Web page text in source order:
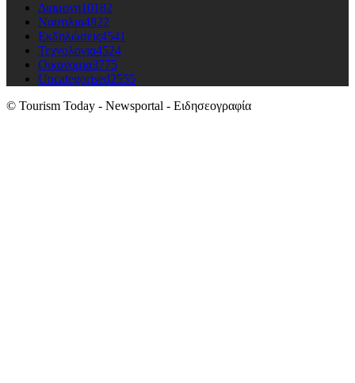
Διαμονη10182
Ναυτιλια4822
Εκδηλώσεις4541
Τεχνολογια4524
Οικονομια3775
Uncategorised2555
© Tourism Today - Newsportal - Ειδησεογραφία